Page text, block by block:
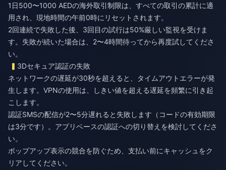
1日500〜1000 AEDの海外取引制限は、すべての取引の累計に適
用され、現地時間の午前0時にリセットされます。
2回連続で失敗した後、3回目の試行は50%厳しい監視を受けま
す。失敗が続いた場合は、2〜4時間待ってから再度試してくださ
い。
3Dセキュア認証の失敗
ネットワークの遅延が30秒を超えると、タイムアウトエラーが発
生します。VPNの使用は、しきい値を超える遅延を頻繁に引き起
こします。
認証SMSの配信が2〜5分遅れると失敗します（コードの有効期限
は3分です）。アプリベースの認証への切り替えを検討してくださ
い。
ポップアップ表示の競合を防ぐため、支払い前にキャッシュをク
リアしてください。